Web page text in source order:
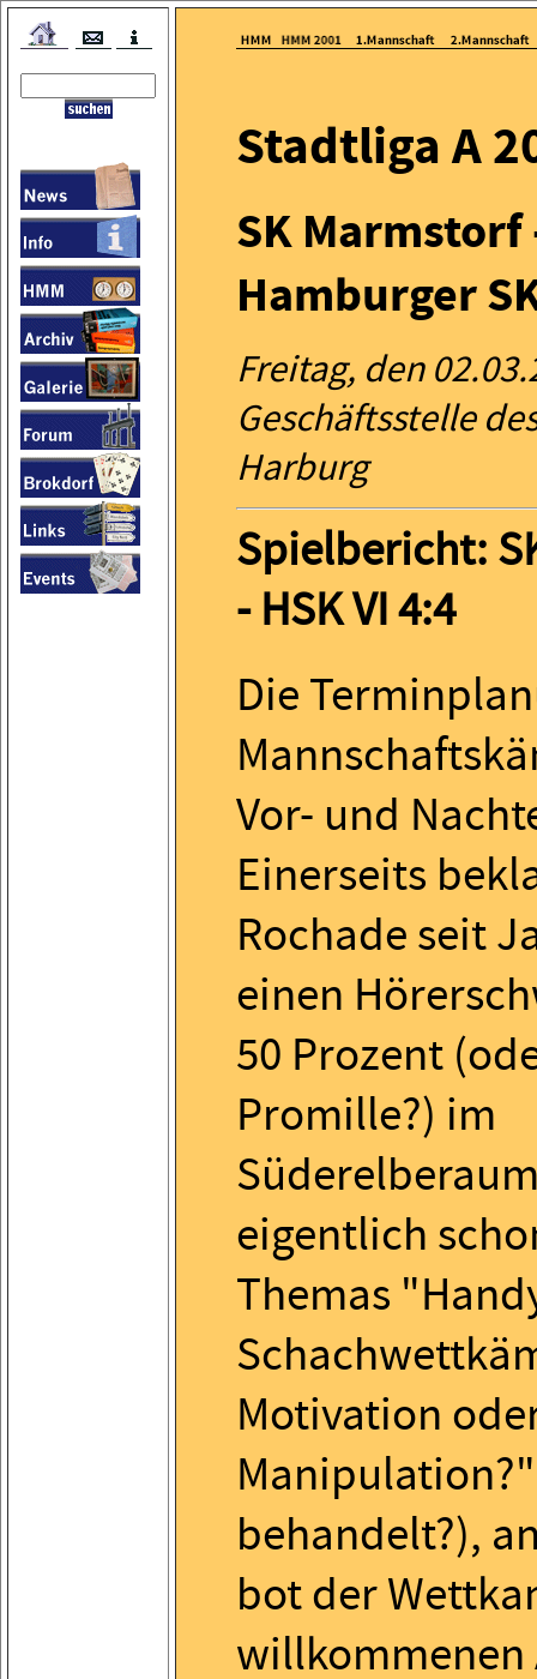
Stadtliga A
SK Marmstorf
Hamburger
Freitag, den
Geschäftsstelle
Harburg
Spielbericht:
- HSK VI 4:4
Die
Vor- und
Einerseits
Rochade seit
einen
50 Prozent
Promille?) im
eigentlich
Themas
Motivation
Manipulation?"
behandelt?),
bot der
willkommenen